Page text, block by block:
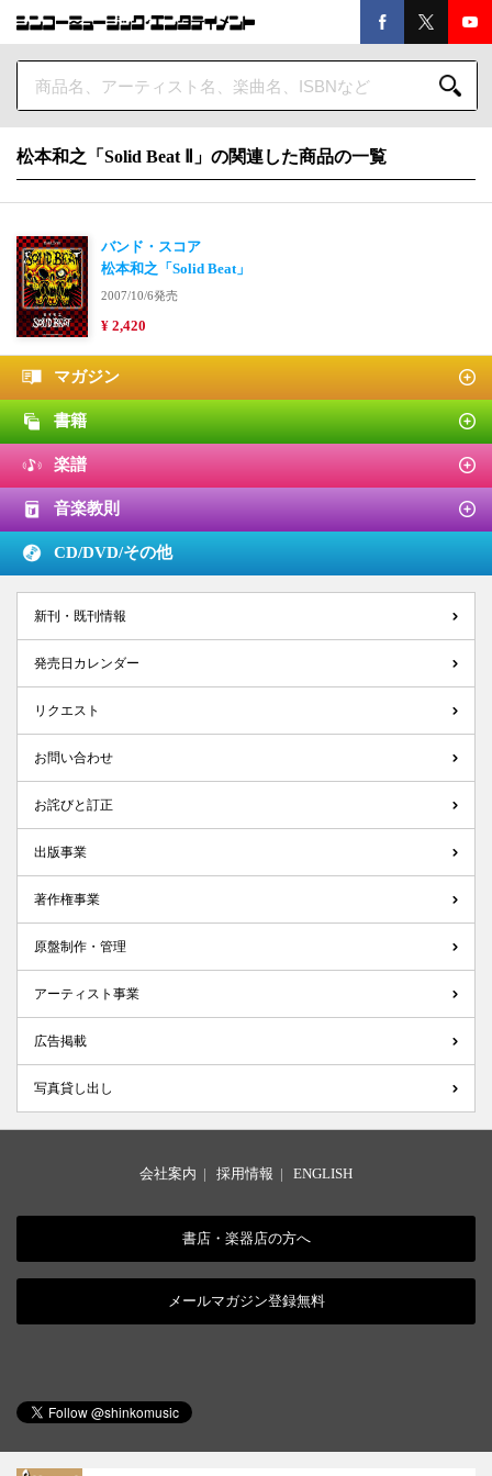
松本和之「Solid Beat Ⅱ」の関連した商品の一覧
バンド・スコア
松本和之「Solid Beat」
2007/10/6発売
¥ 2,420
マガジン
書籍
楽譜
音楽教則
CD/DVD/その他
新刊・既刊情報
発売日カレンダー
リクエスト
お問い合わせ
お詫びと訂正
出版事業
著作権事業
原盤制作・管理
アーティスト事業
広告掲載
写真貸し出し
会社案内 | 採用情報 | ENGLISH
書店・楽器店の方へ
メールマガジン登録無料